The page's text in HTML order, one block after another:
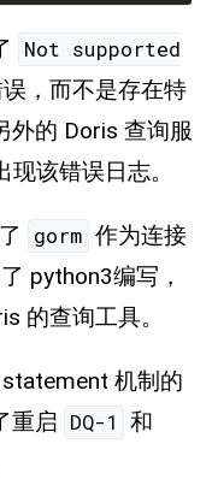
Not supported
，而不是存在特
外的 Doris 查询服
该错误日志。
gorm 作为连接
python3编写，
的查询工具。
机制的
重启 DQ-1 和